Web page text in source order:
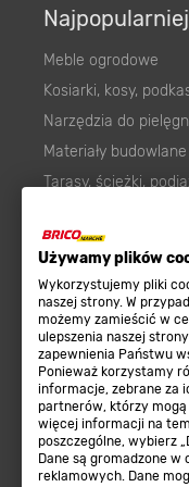
Używamy plików
Wykorzystujemy pliki
naszej strony. W
możemy zamieścić w
ulepszenia naszej
zapewnienia Państwu
Ponieważ korzystamy
informacje, zebrane za
partnerów, którzy mogą
więcej informacji na
poszczególne, wybierz
Dane są gromadzone
reklamowych. Dane
Meble ogrodowe
Kosiarki, kosy,
Narzędzia do
Materiały budowlane
Tarasy, ścieżki,
Karma dla psa
Farby wewnętrzne
Elektryka
Panele
Elektronarzędzia
Płytki
Panele podłogowe